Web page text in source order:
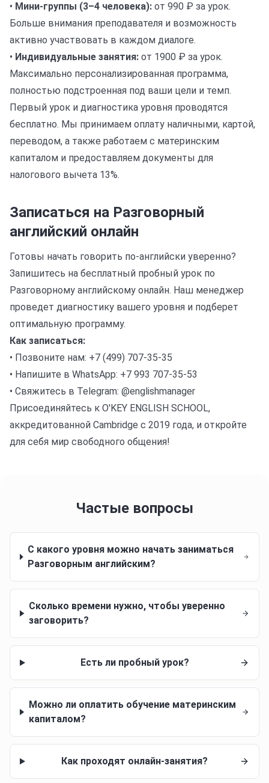
• Мини-группы (3–4 человека): от 990 ₽ за урок.
Больше внимания преподавателя и возможность
активно участвовать в каждом диалоге.
• Индивидуальные занятия: от 1900 ₽ за урок.
Максимально персонализированная программа,
полностью подстроенная под ваши цели и темп.
Первый урок и диагностика уровня проводятся
бесплатно. Мы принимаем оплату наличными, картой,
переводом, а также работаем с материнским
капиталом и предоставляем документы для
налогового вычета 13%.
Записаться на Разговорный
английский онлайн
Готовы начать говорить по-английски уверенно?
Запишитесь на бесплатный пробный урок по
Разговорному английскому онлайн. Наш менеджер
проведет диагностику вашего уровня и подберет
оптимальную программу.
Как записаться:
• Позвоните нам: +7 (499) 707-35-35
• Напишите в WhatsApp: +7 993 707-35-53
• Свяжитесь в Telegram: @englishmanager
Присоединяйтесь к O'KEY ENGLISH SCHOOL,
аккредитованной Cambridge с 2019 года, и откройте
для себя мир свободного общения!
Частые вопросы
С какого уровня можно начать заниматься
Разговорным английским?
Сколько времени нужно, чтобы уверенно
заговорить?
Есть ли пробный урок?
Можно ли оплатить обучение материнским
капиталом?
Как проходят онлайн-занятия?